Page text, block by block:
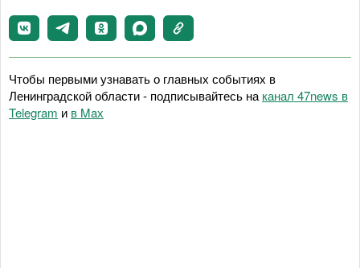
Чтобы первыми узнавать о главных событиях в
Ленинградской области - подписывайтесь на канал 47news в
Telegram и в Maх